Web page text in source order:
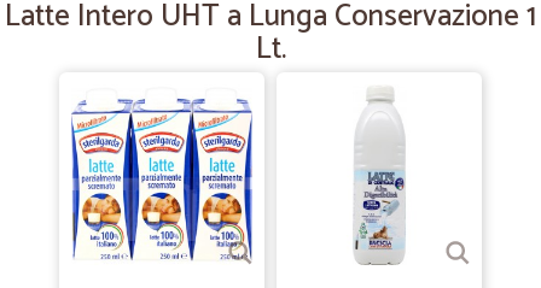
02/04/2019
— Ezio O.
Merce arrivata il giorno dopo, molto ben confezionata, prodotto come
da catalogo, per quanto mi riguarda insostituibile.
Latte Intero UHT a Lunga Conservazione 1
Lt.